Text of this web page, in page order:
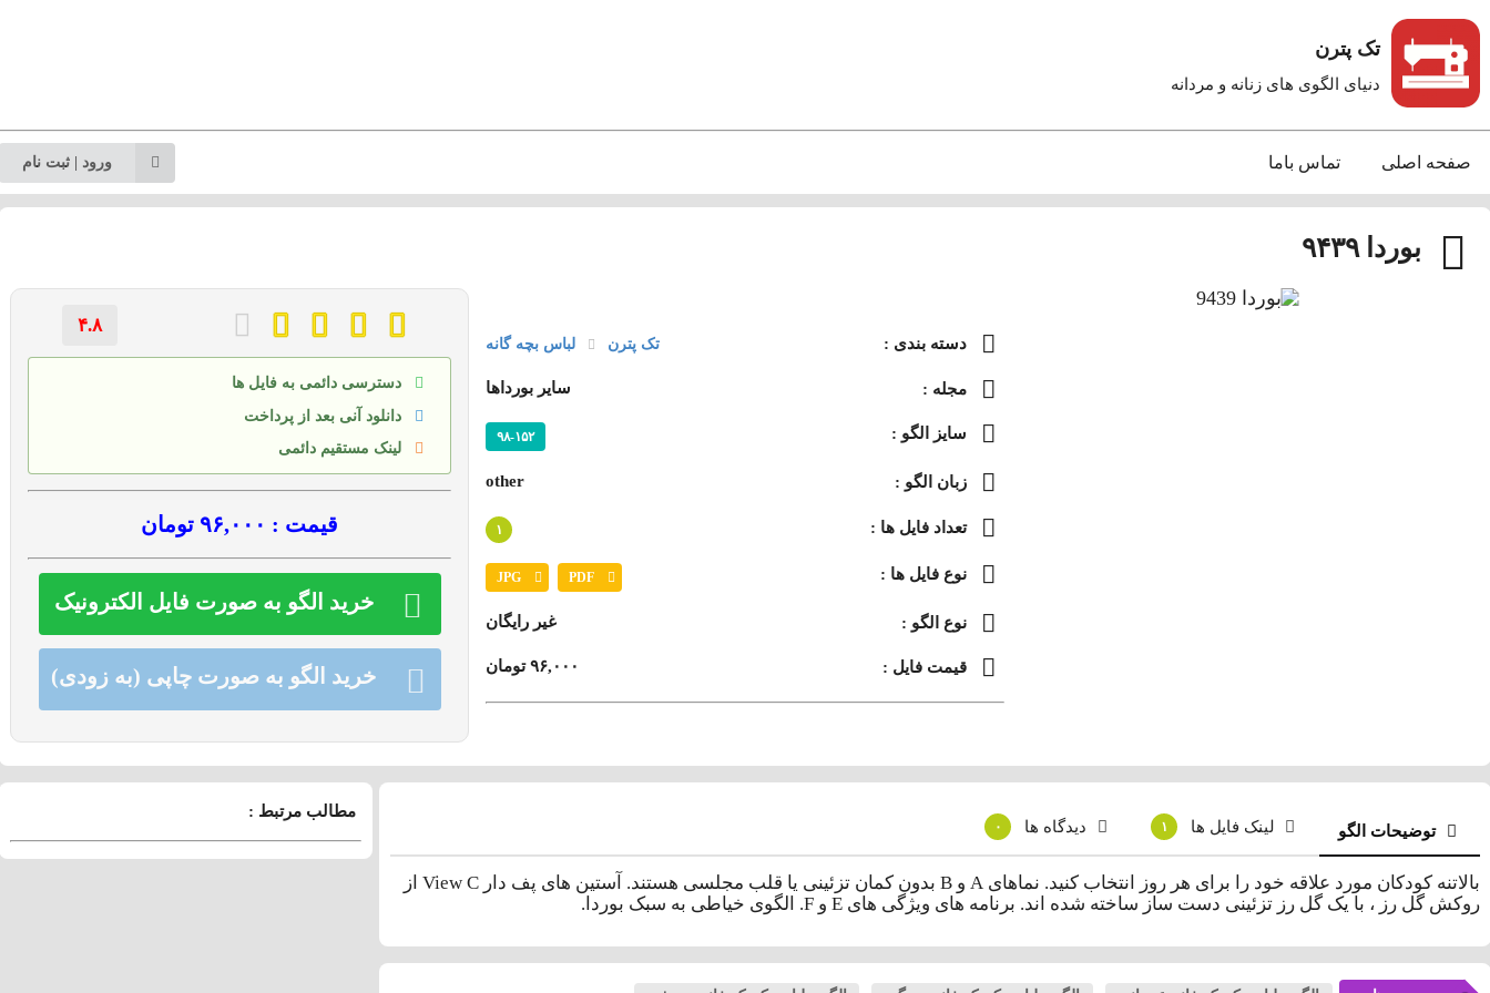
تک پترن
دنیای الگوی های زنانه و مردانه
صفحه اصلی تماس باما ورود | ثبت نام
بوردا ۹۴۳۹
دسته‌ بندی : تک پترن لباس بچه گانه
مجله : سایر بورداها
سایز الگو : ۹۸-۱۵۲
زبان الگو : other
تعداد فایل ها : ۱
نوع فایل ها : PDF
نوع الگو : غیر رایگان
قیمت فایل : ۹۶,۰۰۰ تومان
۴.۸
دسترسی دائمی به فایل ها
دانلود آنی بعد از پرداخت
لینک مستقیم دائمی
قیمت : ۹۶,۰۰۰ تومان
خرید الگو به صورت فایل الکترونیک
توضیحات الگو لینک فایل ها ۱ دیدگاه ها ۰
بالاتنه کودکان مورد علاقه خود را برای هر روز انتخاب کنید. نماهای A و B بدون کمان تزئینی یا قلب مجلسی هستند. آستین های پف دار View C از
روکش گل رز ، با یک گل رز تزئینی دست ساز ساخته شده اند. برنامه های ویژگی های E و F. الگوی خیاطی به سبک بوردا.
مطالب مرتبط :